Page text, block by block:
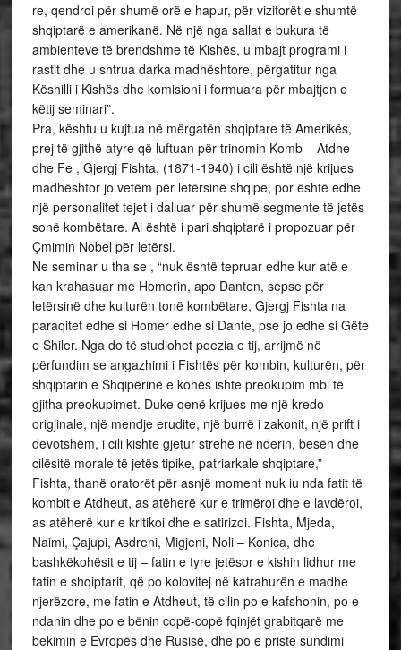
re, qendroi për shumë orë e hapur, për vizitorët e shumtë
shqiptarë e amerikanë. Në një nga sallat e bukura të
ambienteve të brendshme të Kishës, u mbajt programi i
rastit dhe u shtrua darka madhështore, përgatitur nga
Këshilli i Kishës dhe komisioni i formuara për mbajtjen e
këtij seminari”.
Pra, kështu u kujtua në mërgatën shqiptare të Amerikës,
prej të gjithë atyre që luftuan për trinomin Komb – Atdhe
dhe Fe , Gjergj Fishta, (1871-1940) i cili është një krijues
madhështor jo vetëm për letërsinë shqipe, por është edhe
një personalitet tejet i dalluar për shumë segmente të jetës
sonë kombëtare. Ai është i pari shqiptarë i propozuar për
Çmimin Nobel për letërsi.
Ne seminar u tha se , “nuk është tepruar edhe kur atë e
kan krahasuar me Homerin, apo Danten, sepse për
letërsinë dhe kulturën tonë kombëtare, Gjergj Fishta na
paraqitet edhe si Homer edhe si Dante, pse jo edhe si Gëte
e Shiler. Nga do të studiohet poezia e tij, arrijmë në
përfundim se angazhimi i Fishtës për kombin, kulturën, për
shqiptarin e Shqipërinë e kohës ishte preokupim mbi të
gjitha preokupimet. Duke qenë krijues me një kredo
origjinale, një mendje erudite, një burrë i zakonit, një prift i
devotshëm, i cili kishte gjetur strehë në nderin, besën dhe
cilësitë morale të jetës tipike, patriarkale shqiptare,”
Fishta, thanë oratorët për asnjë moment nuk iu nda fatit të
kombit e Atdheut, as atëherë kur e trimëroi dhe e lavdëroi,
as atëherë kur e kritikoi dhe e satirizoi. Fishta, Mjeda,
Naimi, Çajupi, Asdreni, Migjeni, Noli – Konica, dhe
bashkëkohësit e tij – fatin e tyre jetësor e kishin lidhur me
fatin e shqiptarit, që po kolovitej në katrahurën e madhe
njerëzore, me fatin e Atdheut, të cilin po e kafshonin, po e
ndanin dhe po e bënin copë-copë fqinjët grabitqarë me
bekimin e Evropës dhe Rusisë, dhe po e priste sundimi